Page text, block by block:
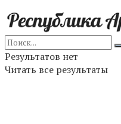
Результатов нет
Читать все результаты